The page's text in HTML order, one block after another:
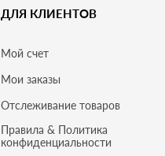
ДЛЯ КЛИЕНТОВ
Мой счет
Мои заказы
Отслеживание товаров
Правила & Политика
конфиденциальности